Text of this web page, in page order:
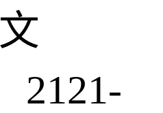
2121-